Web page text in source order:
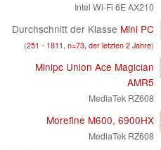
Intel Wi-Fi 6E AX210
Durchschnitt der Klasse Mini PC
(251 - 1811, n=73, der letzten 2 Jahre)
Minipc Union Ace Magician
AMR5
MediaTek RZ608
Morefine M600, 6900HX
MediaTek RZ608